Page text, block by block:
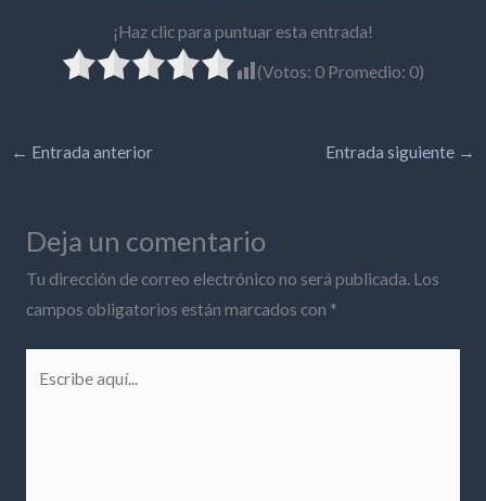
¡Haz clic para puntuar esta entrada!
(Votos: 0 Promedio: 0)
← Entrada anterior Entrada siguiente →
Deja un comentario
Tu dirección de correo electrónico no será publicada. Los
campos obligatorios están marcados con *